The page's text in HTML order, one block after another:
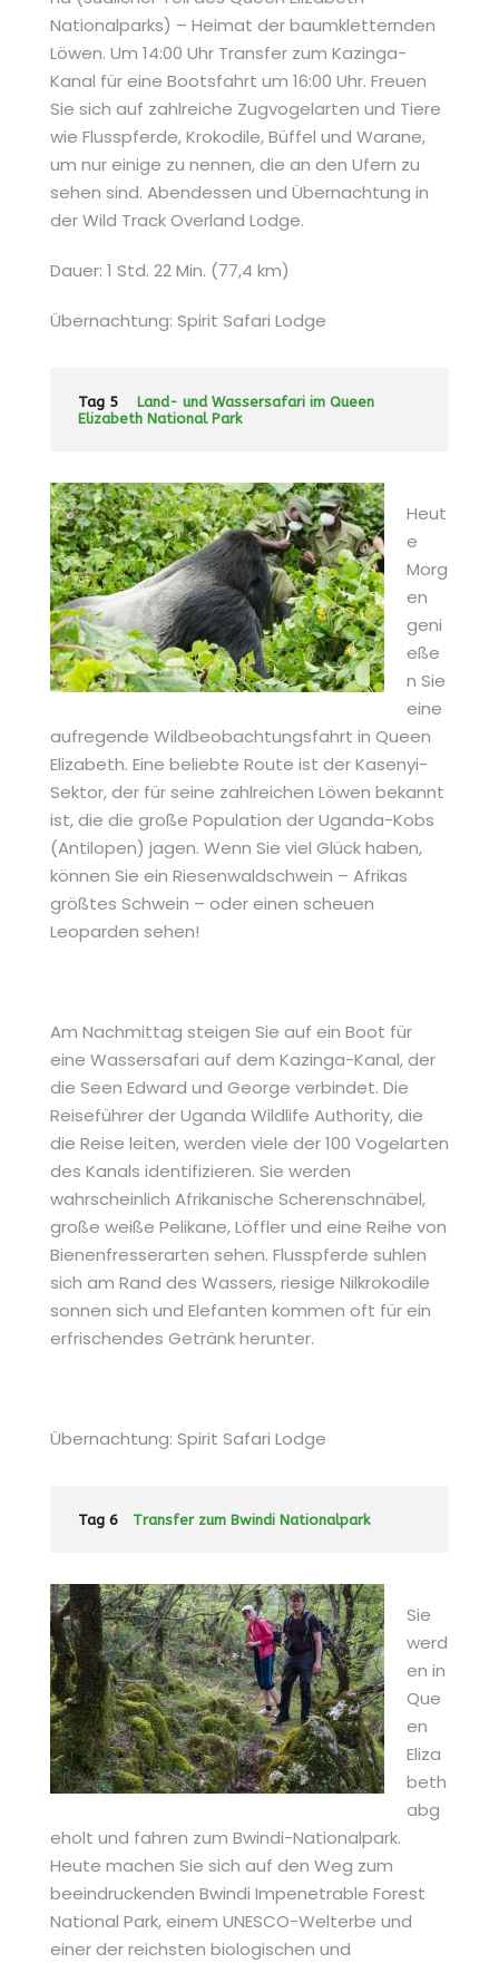
Nationalparks) – Heimat der baumkletternden
Löwen. Um 14:00 Uhr Transfer zum Kazinga-
Kanal für eine Bootsfahrt um 16:00 Uhr. Freuen
Sie sich auf zahlreiche Zugvogelarten und Tiere
wie Flusspferde, Krokodile, Büffel und Warane,
um nur einige zu nennen, die an den Ufern zu
sehen sind. Abendessen und Übernachtung in
der Wild Track Overland Lodge.
Dauer: 1 Std. 22 Min. (77,4 km)
Übernachtung: Spirit Safari Lodge
Tag 5
Land- und Wassersafari im Queen
Elizabeth National Park
Heut
e
Morg
en
geni
eße
n Sie
eine
aufregende Wildbeobachtungsfahrt in Queen
Elizabeth. Eine beliebte Route ist der Kasenyi-
Sektor, der für seine zahlreichen Löwen bekannt
ist, die die große Population der Uganda-Kobs
(Antilopen) jagen. Wenn Sie viel Glück haben,
können Sie ein Riesenwaldschwein – Afrikas
größtes Schwein – oder einen scheuen
Leoparden sehen!
Am Nachmittag steigen Sie auf ein Boot für
eine Wassersafari auf dem Kazinga-Kanal, der
die Seen Edward und George verbindet. Die
Reiseführer der Uganda Wildlife Authority, die
die Reise leiten, werden viele der 100 Vogelarten
des Kanals identifizieren. Sie werden
wahrscheinlich Afrikanische Scherenschnäbel,
große weiße Pelikane, Löffler und eine Reihe von
Bienenfresserarten sehen. Flusspferde suhlen
sich am Rand des Wassers, riesige Nilkrokodile
sonnen sich und Elefanten kommen oft für ein
erfrischendes Getränk herunter.
Übernachtung: Spirit Safari Lodge
Tag 6 Transfer zum Bwindi Nationalpark
Sie
werd
en in
Que
en
Eliza
beth
abg
eholt und fahren zum Bwindi-Nationalpark.
Heute machen Sie sich auf den Weg zum
beeindruckenden Bwindi Impenetrable Forest
National Park, einem UNESCO-Welterbe und
einer der reichsten biologischen und